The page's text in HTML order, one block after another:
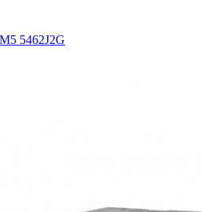
5462J2G